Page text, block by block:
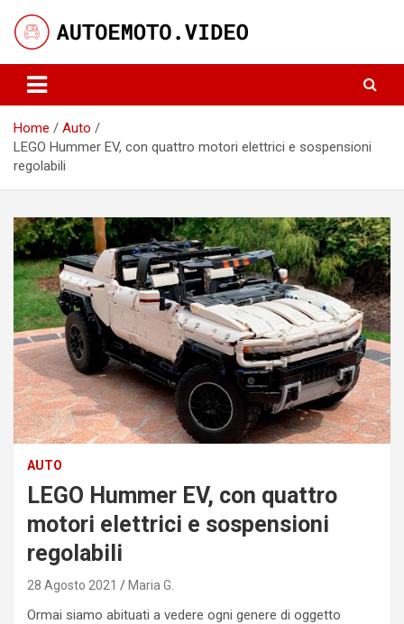
content
AutoeMoto.Video
Home
Auto
LEGO Hummer EV, con quattro motori elettrici e sospensioni
regolabili
AUTO
LEGO Hummer EV, con quattro
motori elettrici e sospensioni
regolabili
28 Agosto 2021 Maria G.
Ormai siamo abituati a vedere ogni genere di oggetto